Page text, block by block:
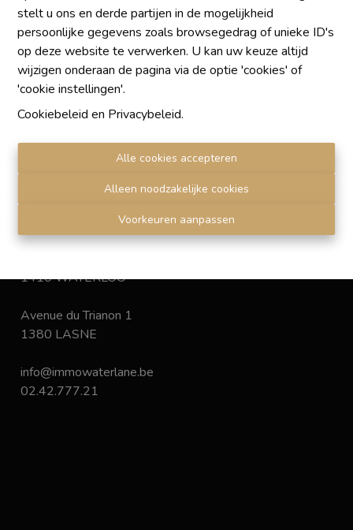
stelt u ons en derde partijen in de mogelijkheid
persoonlijke gegevens zoals browsegedrag of unieke ID's
op deze website te verwerken. U kan uw keuze altijd
wijzigen onderaan de pagina via de optie 'cookies' of
'cookie instellingen'.
Cookiebeleid en Privacybeleid.
Alle cookies accepteren
Alleen noodzakelijke cookies
Voorkeuren aanpassen
indépendante
SRL IMMO Water Lane - TVA BE 0755330288
Agrétion I.P.I. N° 510.423
RC professionnelle et cautionnement vis AXA Belgium
N° 730.390.160
Institut professionnel des agents immobiliers, rue du
Luxembourg 16 B, 1000 Bruxelles. Le
déontologiede l'Institut professionnel des agents
Privacy statement
1410 WATERLOO
Avenue du Trianon 1
1380 LASNE
info@immowaterlane.be
02.42.777.21